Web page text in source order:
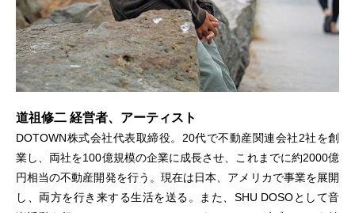
道祖修二 経営者、アーティスト
DOTOWN株式会社代表取締役。20代で不動産関連会社2社を創
業し、両社を100億規模の企業に成長させ、これまでに約2000億
円相当の不動産開発を行う。現在は日本、アメリカで事業を展開
し、両方を行き来する生活を送る。また、SHU DOSOとして音